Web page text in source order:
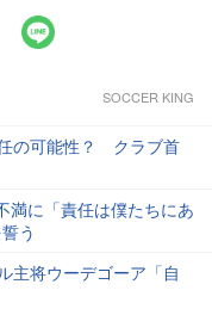
SOCCER KING
の可能性？ クラブ首
に「責任は僕たちにあ
う
主将ウーデゴーア「自